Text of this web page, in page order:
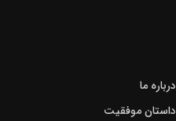
درباره ما
داستان موفقیت